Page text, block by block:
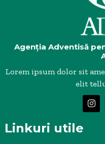
Agenția Adventisă
Lorem ipsum dolor sit
elit
Linkuri utile